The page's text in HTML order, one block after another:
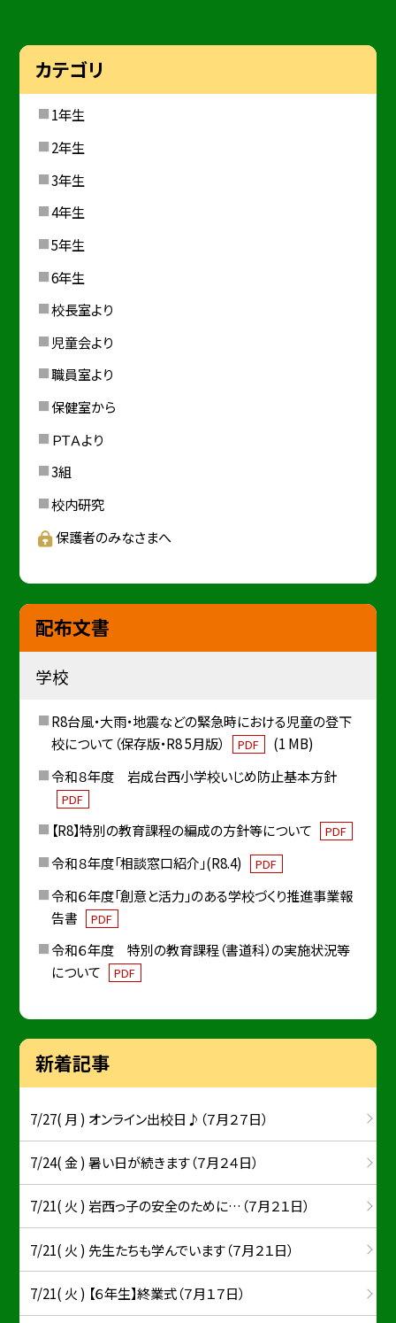
カテゴリ
1年生
2年生
3年生
4年生
5年生
6年生
校長室より
児童会より
職員室より
保健室から
ＰＴＡより
3組
校内研究
保護者のみなさまへ
配布文書
学校
R8台風・大雨・地震などの緊急時における児童の登下
校について（保存版・R8 5月版）
PDF
(1 MB)
令和８年度 岩成台西小学校いじめ防止基本方針
PDF
【R8】特別の教育課程の編成の方針等について PDF
令和８年度「相談窓口紹介」(R8.4) PDF
令和６年度「創意と活力」のある学校づくり推進事業報
告書
PDF
令和６年度 特別の教育課程（書道科）の実施状況等
について
PDF
新着記事
7/27( 月 ) オンライン出校日♪（７月２７日）
7/24( 金 ) 暑い日が続きます（７月２４日）
7/21( 火 ) 岩西っ子の安全のために…（７月２１日）
7/21( 火 ) 先生たちも学んでいます（７月２１日）
7/21( 火 ) 【６年生】終業式（７月１７日）